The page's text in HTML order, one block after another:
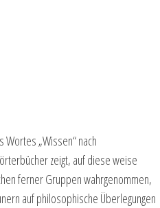
„Wissen“ nach
zeigt, auf diese weise
ferner Gruppen wahrgenommen,
auf philosophische Überlegungen